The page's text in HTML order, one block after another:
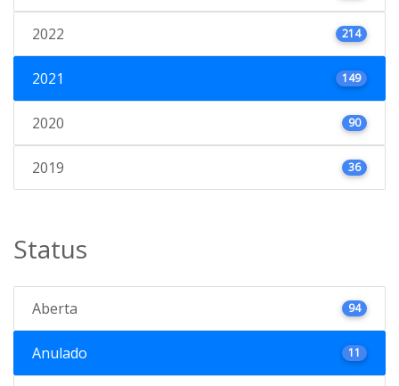
2022 214
2021 149
2020 90
2019 36
Status
Aberta 94
Anulado 11